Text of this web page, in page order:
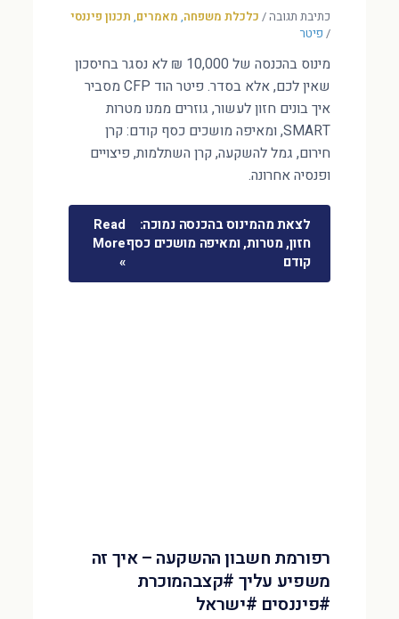
כתיבת תגובה/ כלכלת משפחה, מאמרים, תכנון פיננסי
/ פיטר
מינוס בהכנסה של 10,000 ₪ לא נסגר בחיסכון
שאין לכם, אלא בסדר. פיטר הוד CFP מסביר
איך בונים חזון לעשור, גוזרים ממנו מטרות
SMART, ומאיפה מושכים כסף קודם: קרן
חירום, גמל להשקעה, קרן השתלמות, פיצויים
ופנסיה אחרונה.
לצאת מהמינוס בהכנסה נמוכה:
חזון, מטרות, ומאיפה מושכים כסף
קודם
Read
More
»
רפורמת חשבון ההשקעה – איך זה
משפיע עליך #קצבהמוכרת
#פיננסים #ישראל